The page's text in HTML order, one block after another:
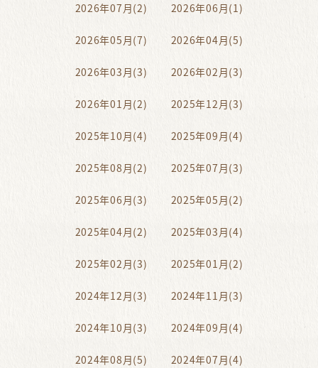
2026年07月(2) 2026年06月(1)
2026年05月(7) 2026年04月(5)
2026年03月(3) 2026年02月(3)
2026年01月(2) 2025年12月(3)
2025年10月(4) 2025年09月(4)
2025年08月(2) 2025年07月(3)
2025年06月(3) 2025年05月(2)
2025年04月(2) 2025年03月(4)
2025年02月(3) 2025年01月(2)
2024年12月(3) 2024年11月(3)
2024年10月(3) 2024年09月(4)
2024年08月(5) 2024年07月(4)